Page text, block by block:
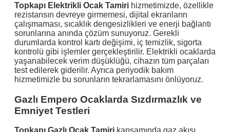
Topkapı Elektrikli Ocak Tamiri hizmetimizde, özellikle
rezistansın devreye girmemesi, dijital ekranların
çalışmaması, sıcaklık dengesizlikleri ve enerji bağlantı
sorunlarına anında çözüm sunuyoruz. Gerekli
durumlarda kontrol kartı değişimi, iç temizlik, sigorta
kontrolü gibi işlemler gerçekleştirilir. Elektrikli ocaklarda
yaşanabilecek verim düşüklüğü, cihazın tüm parçaları
test edilerek giderilir. Ayrıca periyodik bakım
hizmetimizle bu sorunların tekrarlamasını önlüyoruz.
Gazlı Empero Ocaklarda Sızdırmazlık ve
Emniyet Testleri